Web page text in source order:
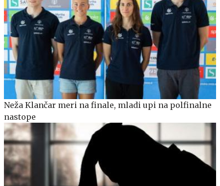
Neža Klančar meri na finale, mladi upi na polfinalne
nastope